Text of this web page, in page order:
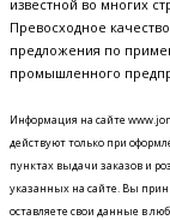
известной во многих
Превосходное
предложения по
промышленного
Информация на сайте
действуют только при
пунктах выдачи заказов и
указанных на сайте. Вы
оставляете свои данные в